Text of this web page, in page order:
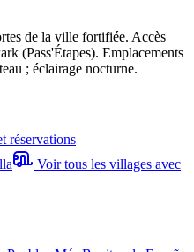
de la ville fortifiée. Accès
(Pass'Étapes). Emplacements
; éclairage nocturne.
réservations
Voir tous les villages avec